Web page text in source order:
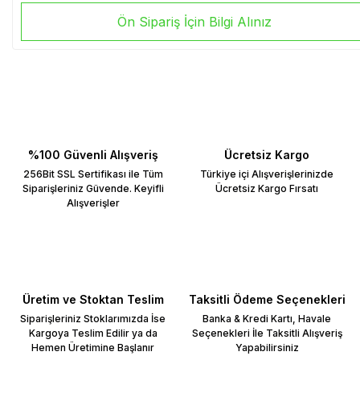
Ön Sipariş İçin Bilgi Alınız
%100 Güvenli Alışveriş
256Bit SSL Sertifikası ile Tüm
Siparişleriniz Güvende. Keyifli
Alışverişler
Ücretsiz Kargo
Türkiye içi Alışverişlerinizde
Ücretsiz Kargo Fırsatı
Üretim ve Stoktan Teslim
Siparişleriniz Stoklarımızda İse
Kargoya Teslim Edilir ya da
Hemen Üretimine Başlanır
Taksitli Ödeme Seçenekleri
Banka & Kredi Kartı, Havale
Seçenekleri İle Taksitli Alışveriş
Yapabilirsiniz